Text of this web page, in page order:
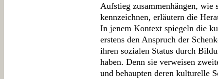
Aufstieg zusammenhängen, wie
kennzeichnen, erläutern die
In jenem Kontext spiegeln die
erstens den Anspruch der
ihren sozialen Status durch
haben. Denn sie verweisen
und behaupten deren kulturelle